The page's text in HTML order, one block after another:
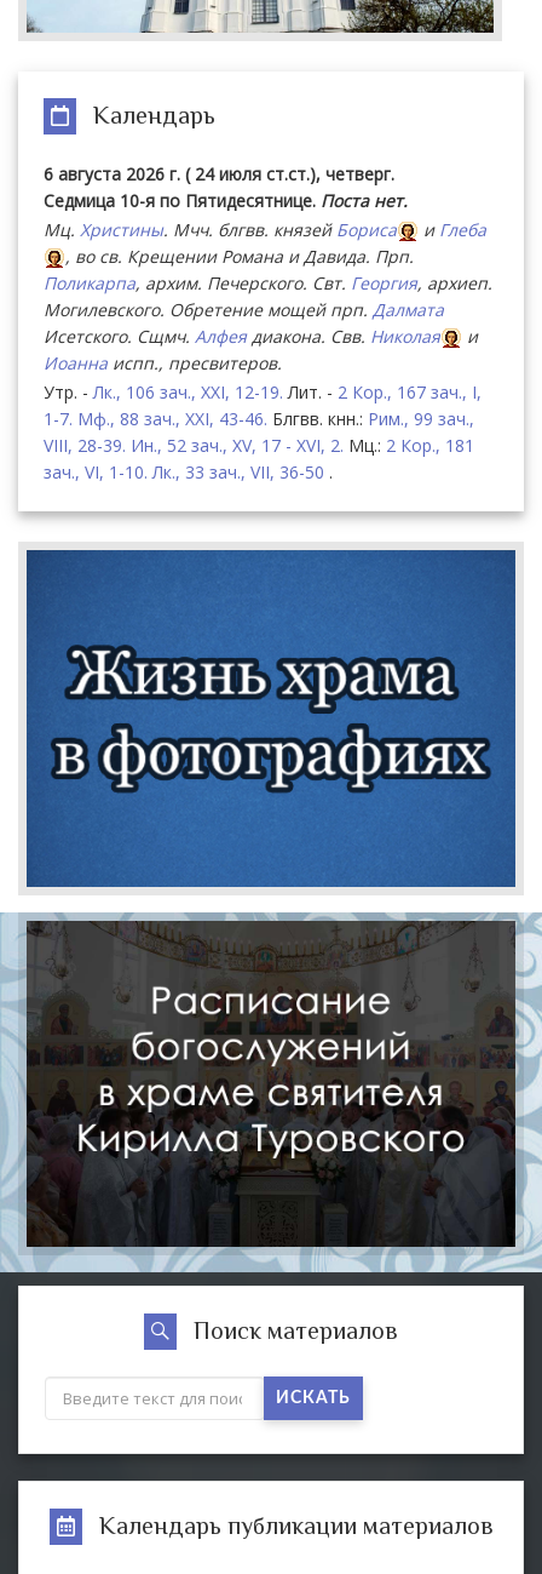
Календарь
6 августа 2026 г. ( 24 июля ст.ст.), четверг.
Седмица 10-я по Пятидесятнице. Поста нет.
Мц. Христины. Мчч. блгвв. князей Бориса и Глеба
, во св. Крещении Романа и Давида. Прп.
Поликарпа, архим. Печерского. Свт. Георгия, архиеп.
Могилевского. Обретение мощей прп. Далмата
Исетского. Сщмч. Алфеядиакона. Свв. Николая
и
Иоанна испп., пресвитеров.
Утр. -Лк., 106 зач., XXI, 12-19. Лит. - 2 Кор., 167 зач., I,
1-7. Мф., 88 зач., XXI, 43-46. Блгвв. кнн.: Рим., 99 зач.,
VIII, 28-39. Ин., 52 зач., XV, 17 - XVI, 2. Мц.: 2 Кор., 181
зач., VI, 1-10. Лк., 33 зач., VII, 36-50 .
Поиск материалов
ИСКАТЬ
Календарь публикации материалов